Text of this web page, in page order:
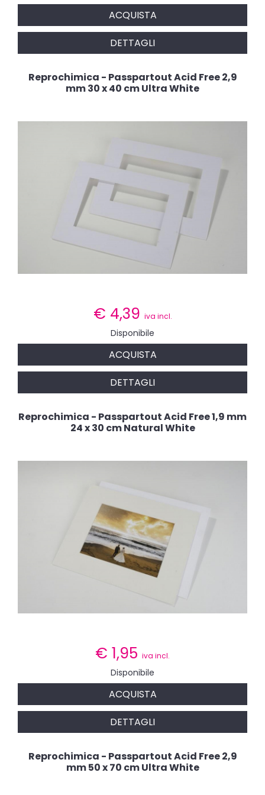
ACQUISTA
DETTAGLI
Reprochimica - Passpartout Acid Free 2,9
mm 30 x 40 cm Ultra White
€ 4,39 iva incl.
Disponibile
ACQUISTA
DETTAGLI
Reprochimica - Passpartout Acid Free 1,9 mm
24 x 30 cm Natural White
€ 1,95 iva incl.
Disponibile
ACQUISTA
DETTAGLI
Reprochimica - Passpartout Acid Free 2,9
mm 50 x 70 cm Ultra White